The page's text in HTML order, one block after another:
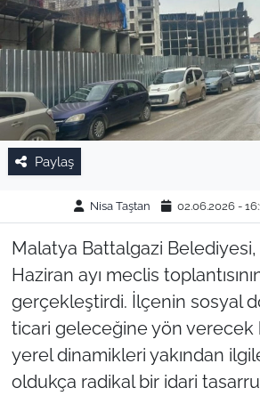
Paylaş
Nisa Taştan 02.06.2026 -
Malatya Battalgazi Belediyesi,
Haziran ayı meclis
gerçekleştirdi. İlçenin sosyal
ticari geleceğine yön verecek
yerel dinamikleri yakından
oldukça radikal bir idari